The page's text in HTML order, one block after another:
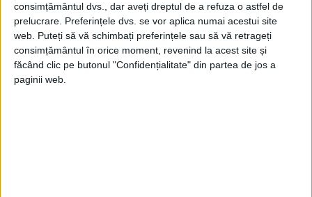
consimțământul dvs., dar aveți dreptul de a refuza o astfel de
prelucrare. Preferințele dvs. se vor aplica numai acestui site
web. Puteți să vă schimbați preferințele sau să vă retrageți
consimțământul în orice moment, revenind la acest site și
făcând clic pe butonul "Confidențialitate" din partea de jos a
paginii web.